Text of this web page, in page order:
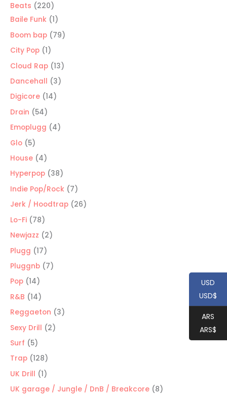
Beats 220220
productos
Baile Funk 11
producto
Boom bap 7979
City Pop 11
producto
Cloud Rap 1313
productos
Dancehall 33
Digicore 1414
Drain 5454
productos
Emoplugg 44
Glo 55
productos
House 44
productos
Hyperpop 3838
productos
Indie Pop/Rock 77
productos
Jerk / Hoodtrap 2626
Lo-Fi 7878
productos
Newjazz 22
Plugg 1717
productos
Pluggnb 77
Pop 1414
productos
R&B 1414
productos
Reggaeton 33
Sexy Drill 22
Surf 55
productos
Trap 128128
productos
UK Drill 11
producto
UK garage / Jungle / DnB / Breakcore 88
USD
USD$
ARS
ARS$